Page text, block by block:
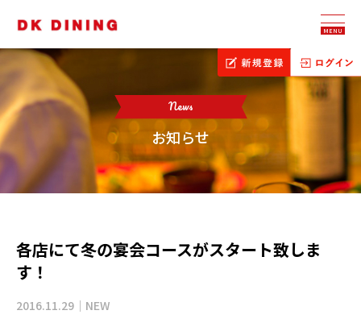
MENU
News
お知らせ
各店にて冬の宴会コースがスタート致しま
す！
2016.11.29｜NEW